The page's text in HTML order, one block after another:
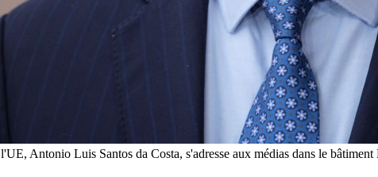
Antonio Luis Santos da Costa, s'adresse aux médias dans le